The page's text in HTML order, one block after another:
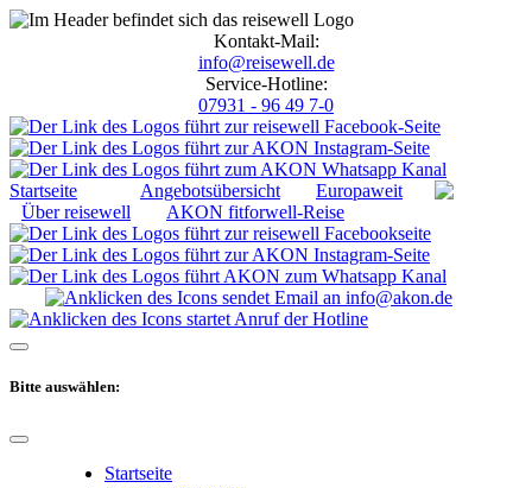
Kontakt-Mail:
info@reisewell.de
Service-Hotline:
07931 - 96 49 7-0
Startseite Angebotsübersicht
Europaweit
Über reisewell
AKON fitforwell-Reise
Bitte auswählen:
Startseite